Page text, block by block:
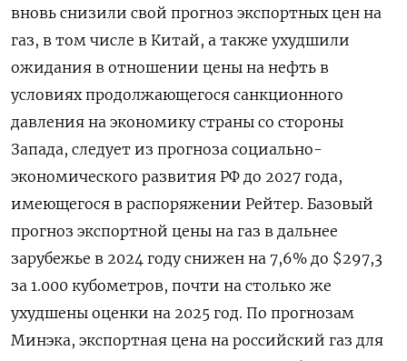
вновь снизили свой прогноз экспортных цен на
газ, в том числе в Китай, а также ухудшили
ожидания в отношении цены на нефть в
условиях продолжающегося санкционного
давления на экономику страны со стороны
Запада, следует из прогноза социально-
экономического развития РФ до 2027 года,
имеющегося в распоряжении Рейтер. Базовый
прогноз экспортной цены на газ в дальнее
зарубежье в 2024 году снижен на 7,6% до $297,3
за 1.000 кубометров, почти на столько же
ухудшены оценки на 2025 год. По прогнозам
Минэка, экспортная цена на российский газ для